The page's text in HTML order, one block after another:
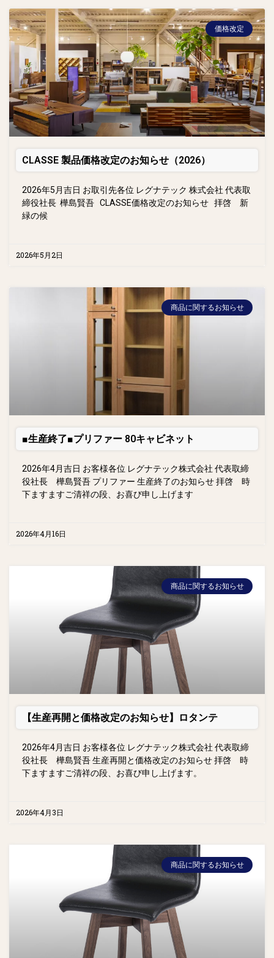
価格改定
CLASSE 製品価格改定のお知らせ（2026）
2026年5月吉日 お取引先各位 レグナテック 株式会社 代表取
締役社長 樺島賢吾 CLASSE価格改定のお知らせ 拝啓 新
緑の候
2026年5月2日
商品に関するお知らせ
■生産終了■プリファー 80キャビネット
2026年4月吉日 お客様各位 レグナテック株式会社 代表取締
役社長 樺島賢吾 プリファー 生産終了のお知らせ 拝啓 時
下ますますご清祥の段、お喜び申し上げます
2026年4月16日
商品に関するお知らせ
【生産再開と価格改定のお知らせ】ロタンテ
2026年4月吉日 お客様各位 レグナテック株式会社 代表取締
役社長 樺島賢吾 生産再開と価格改定のお知らせ 拝啓 時
下ますますご清祥の段、お喜び申し上げます。
2026年4月3日
商品に関するお知らせ